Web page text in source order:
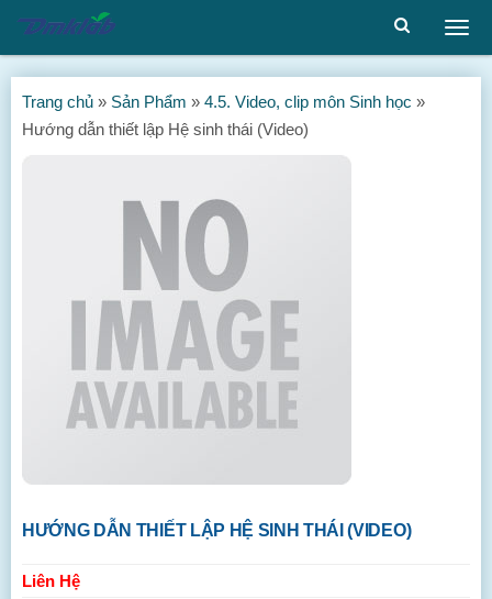
Trang chủ » Sản Phẩm » 4.5. Video, clip môn Sinh học »
Hướng dẫn thiết lập Hệ sinh thái (Video)
HƯỚNG DẪN THIẾT LẬP HỆ SINH THÁI (VIDEO)
Liên Hệ